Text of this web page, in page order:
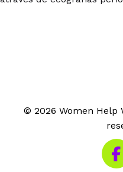
© 2026 Women Help